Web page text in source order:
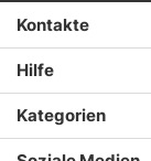
Kontakte
Hilfe
Kategorien